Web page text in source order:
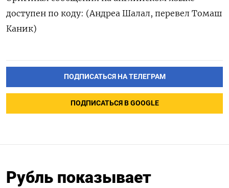
доступен по коду: (Андреа Шалал, ‌перевел Томаш
Каник)
ПОДПИСАТЬСЯ НА ТЕЛЕГРАМ
ПОДПИСАТЬСЯ В GOOGLE
Рубль показывает